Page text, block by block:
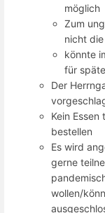
möglich
Zum
nicht
könnte
für
Der
Kein
bestellen
Es wird
gerne
wollen/